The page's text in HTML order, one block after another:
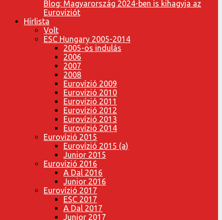
Blog: Magyarország 2024-ben is kihagyja az
Eurovíziót
Hírlista
Volt
ESC Hungary 2005-2014
2005-ös indulás
2006
2007
2008
Eurovízió 2009
Eurovízió 2010
Eurovízió 2011
Eurovízió 2012
Eurovízió 2013
Eurovízió 2014
Eurovízió 2015
Eurovízió 2015 (a)
Junior 2015
Eurovízió 2016
A Dal 2016
Junior 2016
Eurovízió 2017
ESC 2017
A Dal 2017
Junior 2017